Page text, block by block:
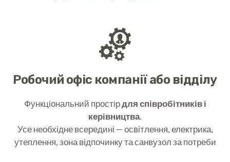
Робочий офіс компанії або відділу
Функціональний простірдля співробітників і
керівництва.
Усе необхідне всередині — освітлення, електрика,
утеплення, зона відпочинку та санвузол за потреби